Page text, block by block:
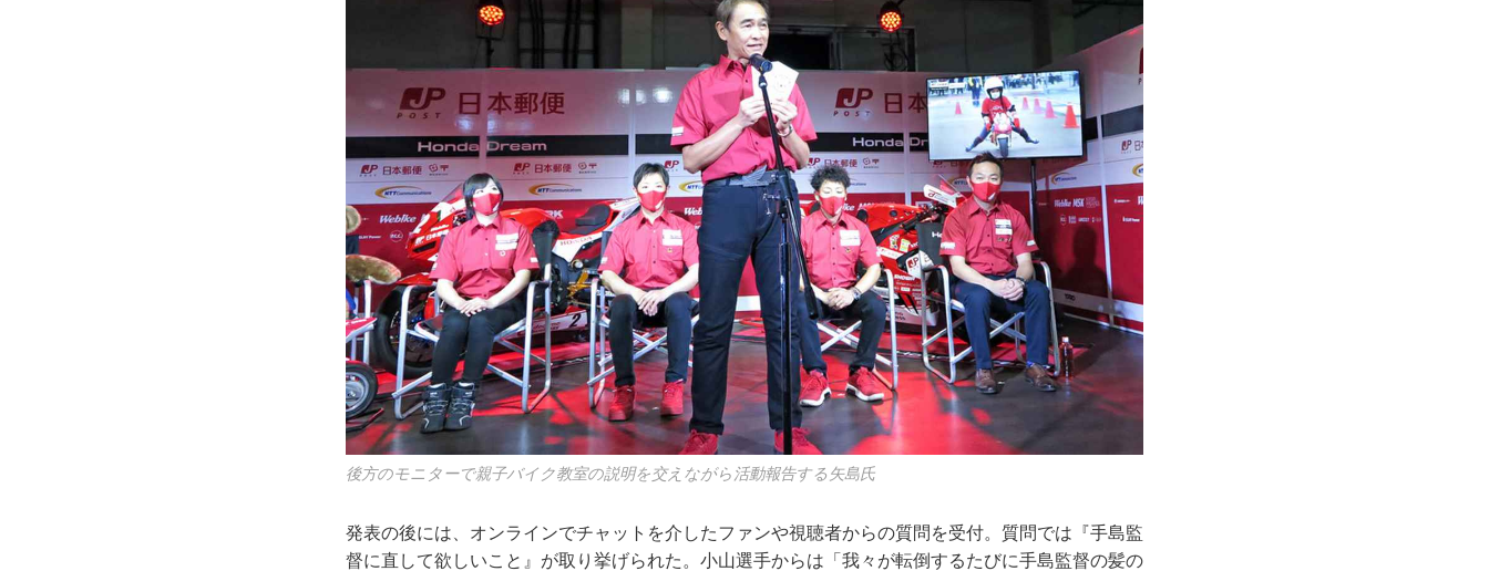
後方のモニターで親子バイク教室の説明を交えながら活動報告する矢島氏
発表の後には、オンラインでチャットを介したファンや視聴者からの質問を受付。質問では『手島監
督に直して欲しいこと』が取り挙げられた。小山選手からは「我々が転倒するたびに手島監督の髪の